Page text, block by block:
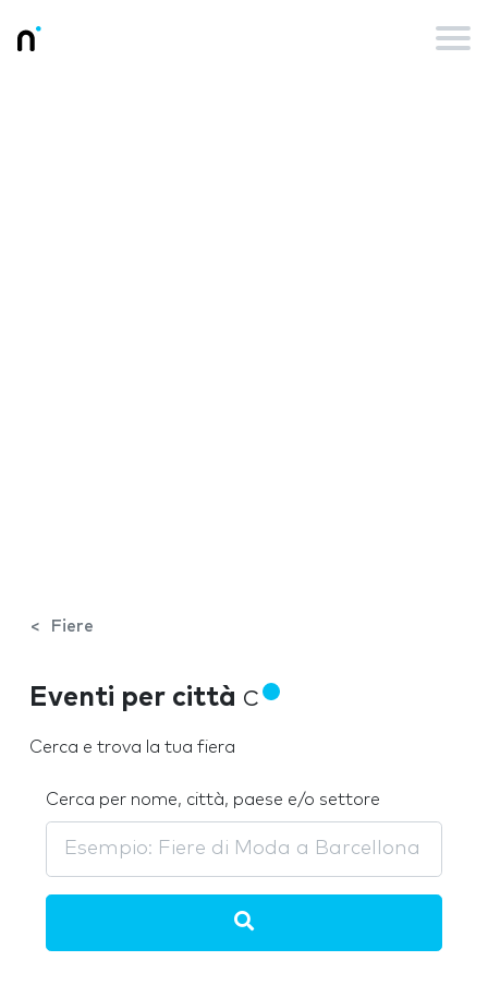
Fiere
Eventi per città C
Cerca e trova la tua fiera
Cerca per nome, città, paese e/o settore